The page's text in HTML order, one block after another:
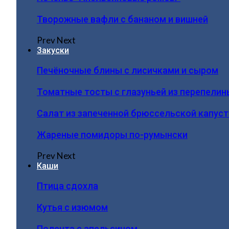
Творожные вафли с бананом и вишней
PrevNext
Закуски
Печёночные блины с лисичками и сыром
Томатные тосты с глазуньей из
Салат из запеченной брюссельской
Жареные помидоры по-румынски
PrevNext
Каши
Птица сдохла
Кутья с изюмом